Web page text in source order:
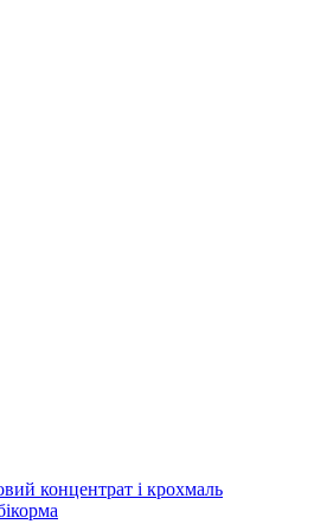
концентрат і крохмаль